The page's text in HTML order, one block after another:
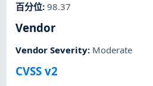
百分位:98.37
Vendor
Vendor Severity: Moderate
CVSS v2